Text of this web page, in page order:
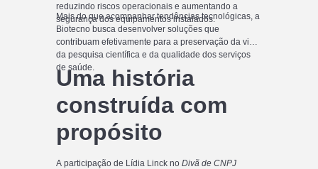
reduzindo riscos operacionais e aumentando a
segurança dos equipamentos instalados.
Mais do que acompanhar tendências tecnológicas, a
Biotecno busca desenvolver soluções que
contribuam efetivamente para a preservação da vida,
da pesquisa científica e da qualidade dos serviços
de saúde.
Uma história
construída com
propósito
A participação de Lídia Linck no Divã de CNPJ